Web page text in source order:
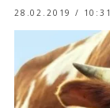
28.02.2019 / 10:31